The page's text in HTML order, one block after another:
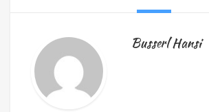
Busserl Hansi